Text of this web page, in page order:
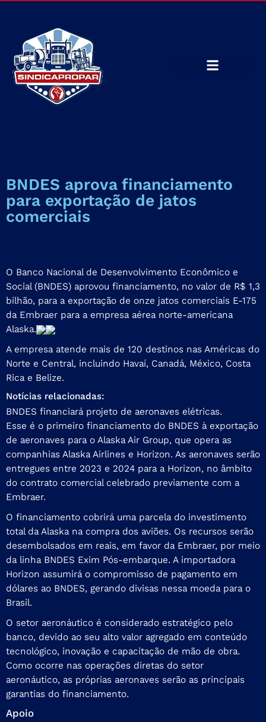
BNDES aprova financiamento
para exportação de jatos
comerciais
O Banco Nacional de Desenvolvimento Econômico e
Social (BNDES) aprovou financiamento, no valor de R$ 1,3
bilhão, para a exportação de onze jatos comerciais E-175
da Embraer para a empresa aérea norte-americana
Alaska.
A empresa atende mais de 120 destinos nas Américas do
Norte e Central, incluindo Havaí, Canadá, México, Costa
Rica e Belize.
Notícias relacionadas:
BNDES financiará projeto de aeronaves elétricas.
Esse é o primeiro financiamento do BNDES à exportação
de aeronaves para o Alaska Air Group, que opera as
companhias Alaska Airlines e Horizon. As aeronaves serão
entregues entre 2023 e 2024 para a Horizon, no âmbito
do contrato comercial celebrado previamente com a
Embraer.
O financiamento cobrirá uma parcela do investimento
total da Alaska na compra dos aviões. Os recursos serão
desembolsados em reais, em favor da Embraer, por meio
da linha BNDES Exim Pós-embarque. A importadora
Horizon assumirá o compromisso de pagamento em
dólares ao BNDES, gerando divisas nessa moeda para o
Brasil.
O setor aeronáutico é considerado estratégico pelo
banco, devido ao seu alto valor agregado em conteúdo
tecnológico, inovação e capacitação de mão de obra.
Como ocorre nas operações diretas do setor
aeronáutico, as próprias aeronaves serão as principais
garantias do financiamento.
Apoio